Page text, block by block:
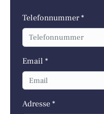
Telefonnummer *
Email *
Adresse *